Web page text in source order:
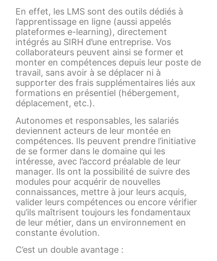
En effet, les LMS sont des outils dédiés à
l’apprentissage en ligne (aussi appelés
plateformes e-learning), directement
intégrés au SIRH d’une entreprise. Vos
collaborateurs peuvent ainsi se former et
monter en compétences depuis leur poste de
travail, sans avoir à se déplacer ni à
supporter des frais supplémentaires liés aux
formations en présentiel (hébergement,
déplacement, etc.).
Autonomes et responsables, les salariés
deviennent acteurs de leur montée en
compétences. Ils peuvent prendre l’initiative
de se former dans le domaine qui les
intéresse, avec l’accord préalable de leur
manager. Ils ont la possibilité de suivre des
modules pour acquérir de nouvelles
connaissances, mettre à jour leurs acquis,
valider leurs compétences ou encore vérifier
qu’ils maîtrisent toujours les fondamentaux
de leur métier, dans un environnement en
constante évolution.
C’est un double avantage :